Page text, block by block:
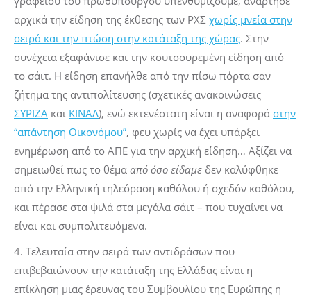
αρχικά την είδηση της έκθεσης των ΡΧΣ χωρίς μνεία στην
σειρά και την πτώση στην κατάταξη της χώρας. Στην
συνέχεια εξαφάνισε και την κουτσουρεμένη είδηση από
το σάιτ. Η είδηση επανήλθε από την πίσω πόρτα σαν
ζήτημα της αντιπολίτευσης (σχετικές ανακοινώσεις
ΣΥΡΙΖΑ και ΚΙΝΑΛ), ενώ εκτενέστατη είναι η αναφορά στην
“απάντηση Οικονόμου”, φευ χωρίς να έχει υπάρξει
ενημέρωση από το ΑΠΕ για την αρχική είδηση… Αξίζει να
σημειωθεί πως το θέμα από όσο είδαμε δεν καλύφθηκε
από την Ελληνική τηλεόραση καθόλου ή σχεδόν καθόλου,
και πέρασε στα ψιλά στα μεγάλα σάιτ – που τυχαίνει να
είναι και συμπολιτευόμενα.
4. Τελευταία στην σειρά των αντιδράσων που
επιβεβαιώνουν την κατάταξη της Ελλάδας είναι η
επίκληση μιας έρευνας του Συμβουλίου της Ευρώπης η